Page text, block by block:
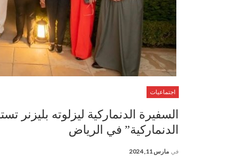
اجتماعيات
السفيرة الدنماركية ليزلوته
الدنماركية” في الرياض
في مارس 11, 2024